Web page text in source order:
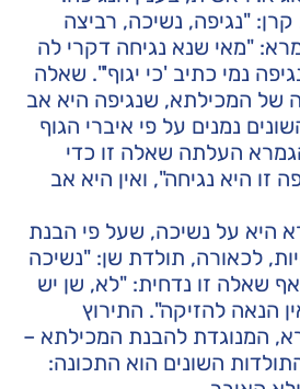
"נגיפה, נשיכה, רביצה
"מאי שנא נגיחה דקרי לה
נמי כתיב 'כי יגוף'". שאלה
של המכילתא, שנגיפה היא אב
נמנים על פי איברי הגוף
העלתה שאלה זו כדי
זו היא נגיחה", ואין היא אב
היא על נשיכה, שעל פי הבנת
לכאורה, תולדת שן: "נשיכה
שאלה זו נדחית: "לא, שן יש
הנאה להזיקה". התירוץ
המנוגדת להבנת המכילתא –
השונים הוא התכונה: